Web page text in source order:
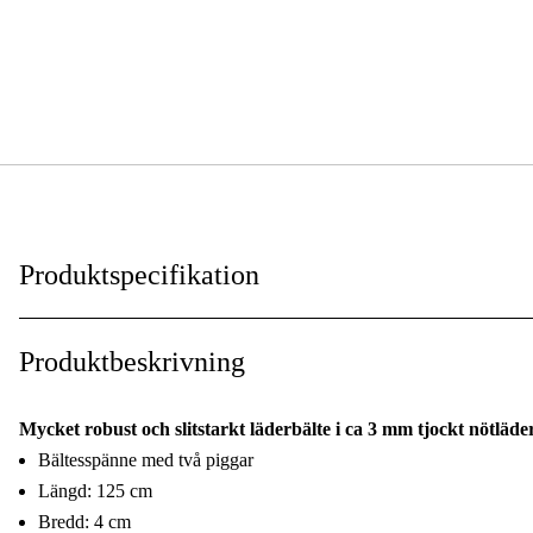
Produktspecifikation
Färgton:
Garanti
Produktbeskrivning
Mycket robust och slitstarkt läderbälte i ca 3 mm tjockt
Bältesspänne med två piggar
Längd: 125 cm
Bredd: 4 cm